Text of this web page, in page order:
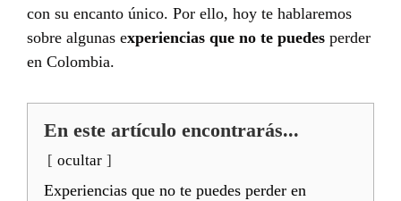
con su encanto único. Por ello, hoy te hablaremos
sobre algunas experiencias que no te puedes perder
en Colombia.
En este artículo encontrarás...
ocultar
Experiencias que no te puedes perder en